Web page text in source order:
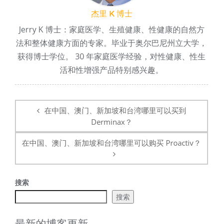
杰里 K 博士
Jerry K 博士：家庭医学、生殖健康、性健康的自然方
法和整体健康方面的专家。毕业于奥尔巴尼州立大学，
获得博士学位。 30 年家庭医学经验，对性健康、性生
活和性增强产品特别感兴趣。
子
航
在中国、澳门、新加坡和台湾哪里可以买到
Derminax？
在中国、澳门、新加坡和台湾哪里可以购买 Proactiv？
搜索
搜索